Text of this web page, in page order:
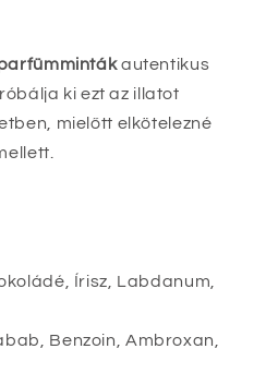
autentikus
ki ezt az illatot
mielőtt elkötelezné
Írisz, Labdanum,
Benzoin, Ambroxan,